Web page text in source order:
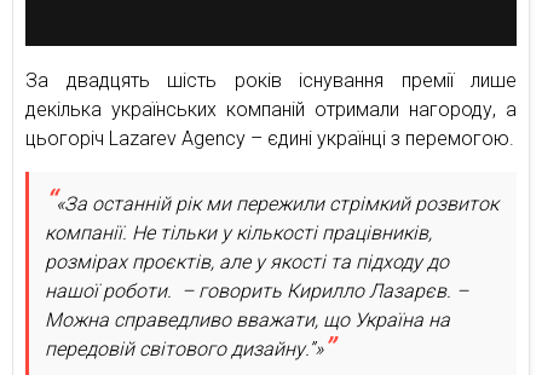
За двадцять шість років існування премії лише
декілька українських компаній отримали нагороду, а
цьогоріч Lazarev Agency – єдині українці з перемогою.
«За останній рік ми пережили стрімкий розвиток
компанії. Не тільки у кількості працівників,
розмірах проєктів, але у якості та підходу до
нашої роботи. – говорить Кирилло Лазарєв. –
Можна справедливо вважати, що Україна на
передовій світового дизайну.”»